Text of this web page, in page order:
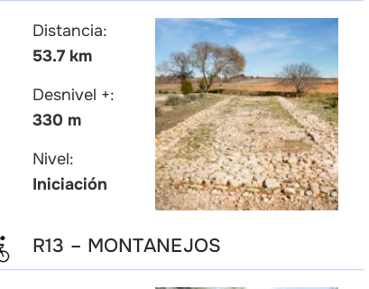
Distancia:
53.7 km
Desnivel +:
330 m
Nivel:
Iniciación
R13 – MONTANEJOS